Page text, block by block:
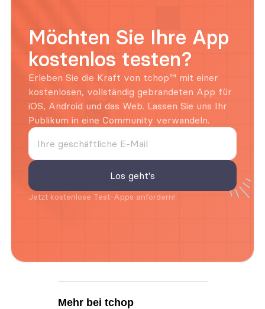
Möchten Sie Ihre App
kostenlos testen?
Erleben Sie die Kraft von tchop™ mit einer
kostenlosen, vollständig gebrandeten App für
iOS, Android und das Web. Lassen Sie uns Ihr
Publikum in eine Community verwandeln.
Jetzt kostenlose Test-Apps anfordern!
Mehr bei tchop